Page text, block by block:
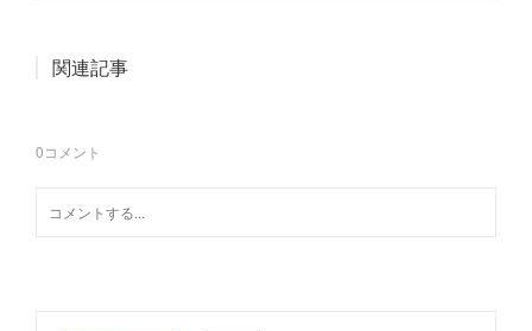
関連記事
0コメント